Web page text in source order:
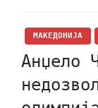
МАКЕДОНИЈА
Анџело